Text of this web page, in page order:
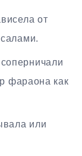
от
фараона как
или